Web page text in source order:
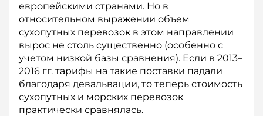
европейскими странами. Но в
относительном выражении объем
сухопутных перевозок в этом направлении
вырос не столь существенно (особенно с
учетом низкой базы сравнения). Если в 2013–
2016 гг. тарифы на такие поставки падали
благодаря девальвации, то теперь стоимость
сухопутных и морских перевозок
практически сравнялась.